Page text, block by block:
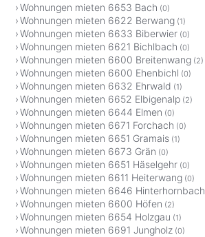
Wohnungen mieten 6653 Bach (0)
Wohnungen mieten 6622 Berwang (1)
Wohnungen mieten 6633 Biberwier (0)
Wohnungen mieten 6621 Bichlbach (0)
Wohnungen mieten 6600 Breitenwang (2)
Wohnungen mieten 6600 Ehenbichl (0)
Wohnungen mieten 6632 Ehrwald (1)
Wohnungen mieten 6652 Elbigenalp (2)
Wohnungen mieten 6644 Elmen (0)
Wohnungen mieten 6671 Forchach (0)
Wohnungen mieten 6651 Gramais (1)
Wohnungen mieten 6673 Grän (0)
Wohnungen mieten 6651 Häselgehr (0)
Wohnungen mieten 6611 Heiterwang (0)
Wohnungen mieten 6646 Hinterhornbach
Wohnungen mieten 6600 Höfen (2)
Wohnungen mieten 6654 Holzgau (1)
Wohnungen mieten 6691 Jungholz (0)